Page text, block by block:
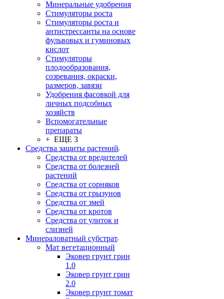
Минеральные удобрения
Стимуляторы роста
Стимуляторы роста и
антистрессанты на основе
фульвовых и гуминовых
кислот
Стимуляторы
плодообразования,
созревания, окраски,
размеров, завязи
Удобрения фасовкой для
личных подсобных
хозяйств
Вспомогательные
препараты
+ ЕЩЕ 3
Средства защиты растений
Средства от вредителей
Средства от болезней
растений
Средства от сорняков
Средства от грызунов
Средства от змей
Средства от кротов
Средства от улиток и
слизней
Минераловатный субстрат
Мат вегетационный
Эковер грунт грин
1.0
Эковер грунт грин
2.0
Эковер грунт томат